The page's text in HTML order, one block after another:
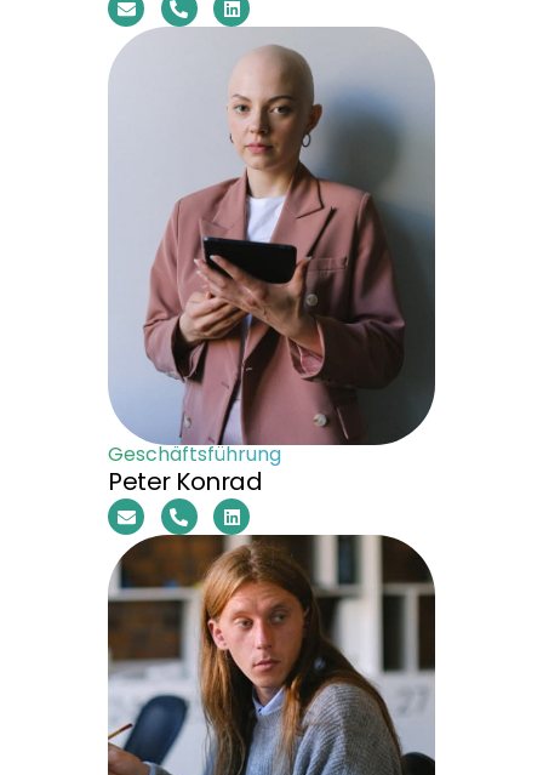
Geschäftsführung
Peter Konrad